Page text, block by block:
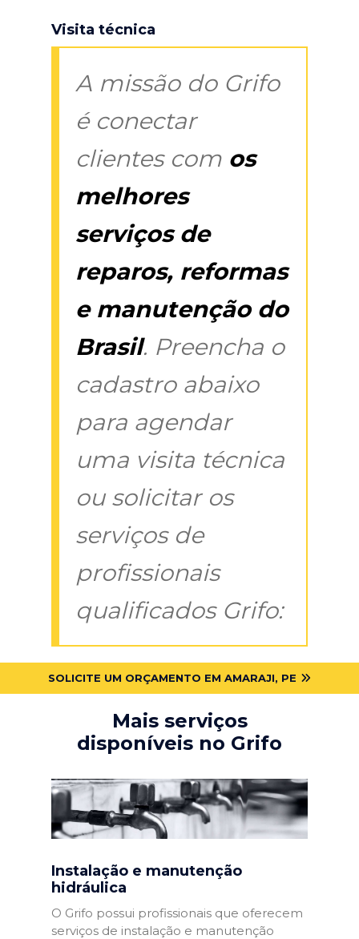
Visita técnica
A missão do Grifo
é conectar
clientes com os
melhores
serviços de
reparos, reformas
e manutenção do
Brasil. Preencha o
cadastro abaixo
para agendar
uma visita técnica
ou solicitar os
serviços de
profissionais
qualificados Grifo:
SOLICITE UM ORÇAMENTO EM AMARAJI, PE
Mais serviços
disponíveis no Grifo
Instalação e manutenção
hidráulica
O Grifo possui profissionais que oferecem
serviços de instalação e manutenção